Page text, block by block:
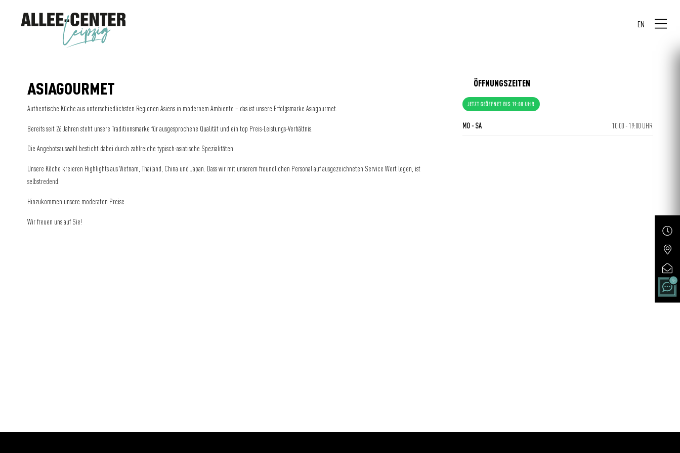
EN
ASIAGOURMET
Authentische Küche aus unterschiedlichsten Regionen Asiens in modernem Ambiente – das ist unsere Erfolgsmarke Asiagourmet.
Bereits seit 26 Jahren steht unsere Traditionsmarke für ausgesprochene Qualität und ein top Preis-Leistungs-Verhältnis.
Die Angebotsauswahl besticht dabei durch zahlreiche typisch-asiatische Spezialitäten.
Unsere Köche kreieren Highlights aus Vietnam, Thailand, China und Japan. Dass wir mit unserem freundlichen Personal auf ausgezeichneten Service Wert legen, ist
selbstredend.
Hinzukommen unsere moderaten Preise.
Wir freuen uns auf Sie!
ÖFFNUNGSZEITEN
JETZT GEÖFFNET BIS 19:00 UHR
MO - SA 10:00 - 19:00 UHR